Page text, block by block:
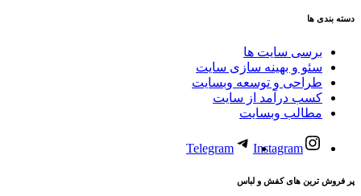
دسته بندی ها
برسی سایت ها
سئو و بهینه سازی سایت
طراحی و توسعه وبسایت
کسب درآمد از سایت
مطالب وبسایت
Instagram
Telegram
پر فروش ترین های کفش و لباس